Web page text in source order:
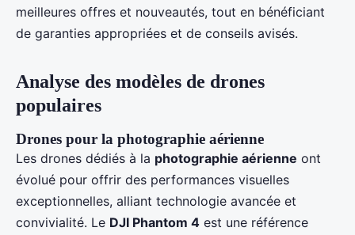
meilleures offres et nouveautés, tout en bénéficiant
de garanties appropriées et de conseils avisés.
Analyse des modèles de drones
populaires
Drones pour la photographie aérienne
Les drones dédiés à la photographie aérienne ont
évolué pour offrir des performances visuelles
exceptionnelles, alliant technologie avancée et
convivialité. Le DJI Phantom 4 est une référence